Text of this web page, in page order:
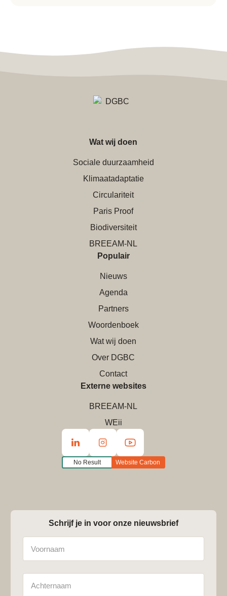
Wat wij doen
Sociale duurzaamheid
Klimaatadaptatie
Circulariteit
Paris Proof
Biodiversiteit
BREEAM-NL
Populair
Nieuws
Agenda
Partners
Woordenboek
Wat wij doen
Over DGBC
Contact
Externe websites
BREEAM-NL
WEii
No Result Website Carbon
Schrijf je in voor onze nieuwsbrief